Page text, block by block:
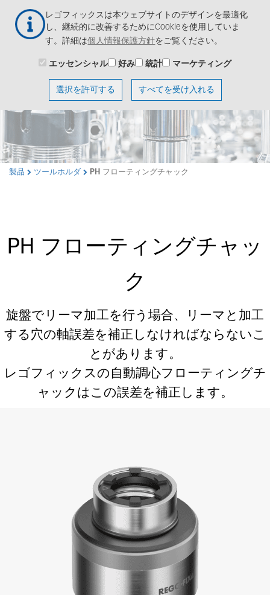
レゴフィックスは本ウェブサイトのデザインを最適化
し、継続的に改善するためにCookieを使用していま
す。詳細は個人情報保護方針をご覧ください。
エッセンシャル 好み 統計 マーケティング
選択を許可する すべてを受け入れる
製品 ツールホルダ PH フローティングチャック
PH フローティングチャッ
ク
旋盤でリーマ加工を行う場合、リーマと加工
する穴の軸誤差を補正しなければならないこ
とがあります。
レゴフィックスの自動調心フローティングチ
ャックはこの誤差を補正します。